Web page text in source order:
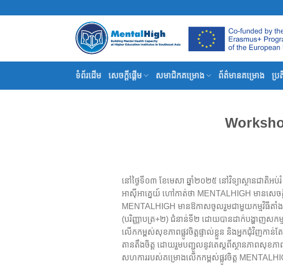
ទំព័រដើម សេចក្តីផ្តើម សមាជិកគម្រោង ព័ត៌មានគម្រោង ប្រ
នៅថ្ងៃទី​០៣ ខែមេសា ឆ្នាំ២០២៥​ នៅវិទ្យាស្ថានជាតិអ
អាស៊ីអាគ្នេយ៍ ហៅកាត់ថា MENTALHIGH មានសេចក្
MENTALHIGH មានឱកាស​ចូលរួមជាមួយ​កម្មវិធី​តាំងពិ
(បរិញ្ញាបត្រ+២) ជំនាន់ទី២ ដោយបានដាក់បង្ហាញ​ស
លើកកម្ពស់សុខភាពផ្លូវចិត្តផ្ទាល់ខ្លួន និងអ្នកជុំវិញកាន់ត
តានតឹងចិត្ត ដោយរួមបញ្ជូលនូវតេស្តពីស្ថានភាពសុខភាពផ្
សហការរបស់គម្រោងលើកកម្ពស់ផ្លូវចិត្ត